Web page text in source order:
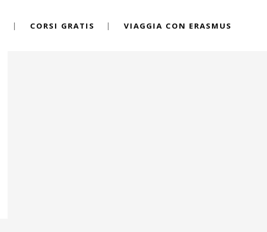
CORSI GRATIS VIAGGIA CON ERASMUS